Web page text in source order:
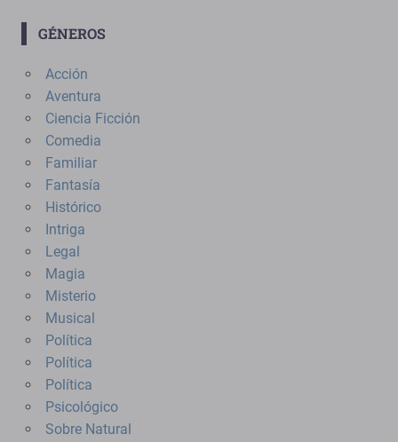
GÉNEROS
Acción
Aventura
Ciencia Ficción
Comedia
Familiar
Fantasía
Histórico
Intriga
Legal
Magia
Misterio
Musical
Política
Política
Política
Psicológico
Sobre Natural